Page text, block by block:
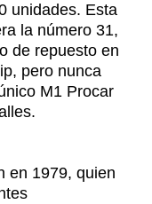
unidades. Esta
la número 31,
de repuesto en
pero nunca
M1 Procar
en 1979, quien